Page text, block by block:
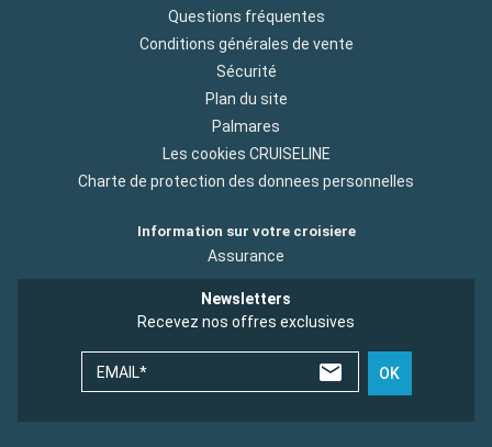
Questions fréquentes
Conditions générales de vente
Sécurité
Plan du site
Palmares
Les cookies CRUISELINE
Charte de protection des donnees personnelles
Information sur votre croisiere
Assurance
Newsletters
Recevez nos offres exclusives
EMAIL* OK